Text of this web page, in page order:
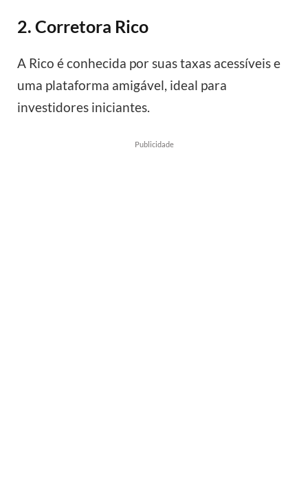
2. Corretora Rico
A Rico é conhecida por suas taxas acessíveis e
uma plataforma amigável, ideal para
investidores iniciantes.
Publicidade